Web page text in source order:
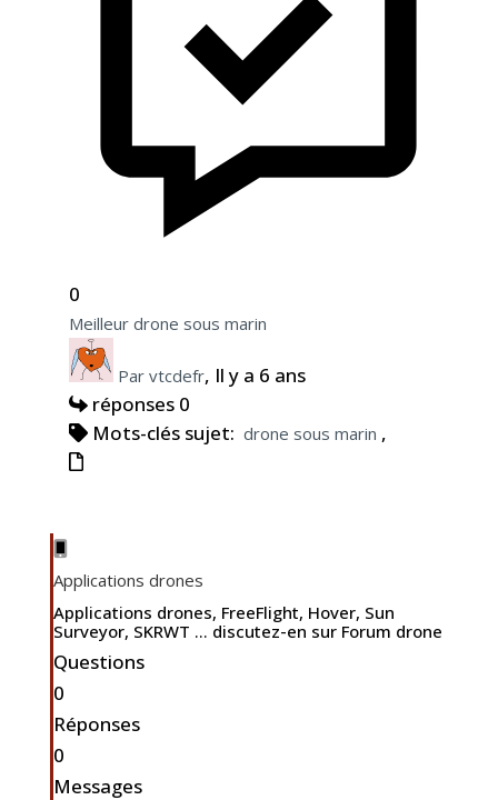
0
Meilleur drone sous marin
Par vtcdefr, Il y a 6 ans
réponses 0
Mots-clés sujet: drone sous marin ,
Applications drones
Applications drones, FreeFlight, Hover, Sun
Surveyor, SKRWT ... discutez-en sur Forum drone
Questions
0
Réponses
0
Messages